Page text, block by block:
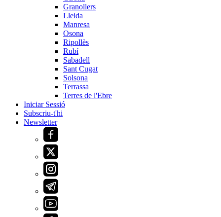
Granollers
Lleida
Manresa
Osona
Ripollès
Rubí
Sabadell
Sant Cugat
Solsona
Terrassa
Terres de l'Ebre
Iniciar Sessió
Subscriu-t'hi
Newsletter